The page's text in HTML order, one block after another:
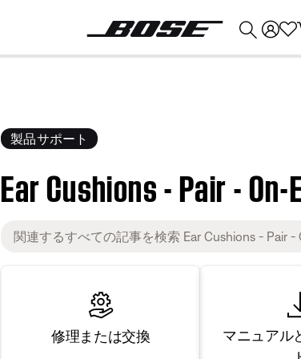
製品サポート
Ear Cushions - Pair -
修理または交換
マニュアル